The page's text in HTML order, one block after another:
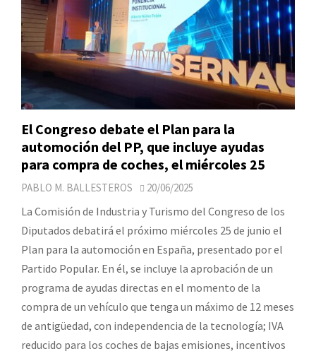
El Congreso debate el Plan para la
automoción del PP, que incluye ayudas
para compra de coches, el miércoles 25
PABLO M. BALLESTEROS 20/06/2025
La Comisión de Industria y Turismo del Congreso de los
Diputados debatirá el próximo miércoles 25 de junio el
Plan para la automoción en España, presentado por el
Partido Popular. En él, se incluye la aprobación de un
programa de ayudas directas en el momento de la
compra de un vehículo que tenga un máximo de 12 meses
de antigüedad, con independencia de la tecnología; IVA
reducido para los coches de bajas emisiones, incentivos